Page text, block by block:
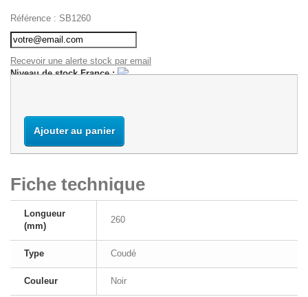
Référence : SB1260
Recevoir une alerte stock par email
Niveau de stock France :
Ajouter au panier
Fiche technique
Longueur
(mm)
260
Type Coudé
Couleur Noir